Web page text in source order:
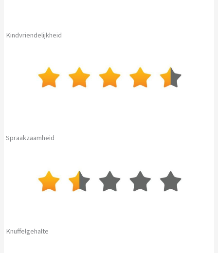
Kindvriendelijkheid
Spraakzaamheid
Knuffelgehalte